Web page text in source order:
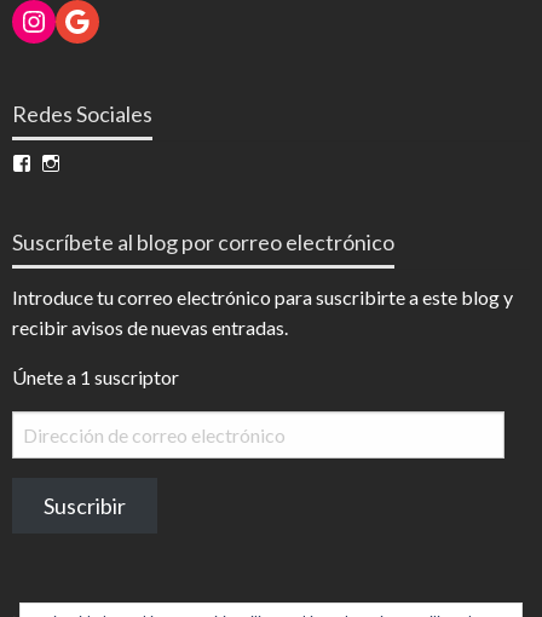
Instagram
Google
Redes Sociales
Ver
en en
Suscríbete al blog por correo electrónico
Introduce tu correo electrónico para suscribirte a este blog y
recibir avisos de nuevas entradas.
Únete a 1 suscriptor
Dirección
de
electrónico
Suscribir